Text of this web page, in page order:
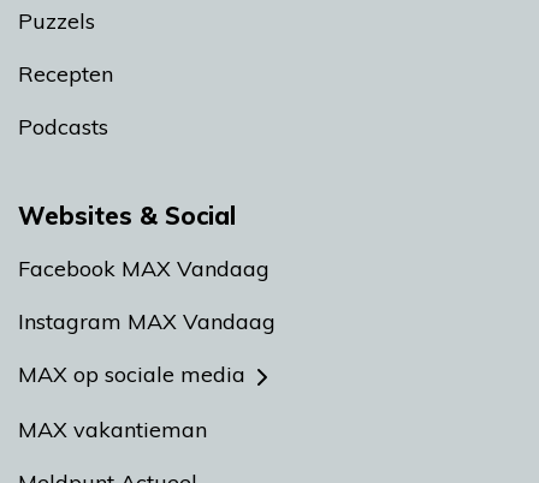
Puzzels
Recepten
Podcasts
Websites & Social
Facebook MAX Vandaag
Instagram MAX Vandaag
MAX op sociale media
MAX vakantieman